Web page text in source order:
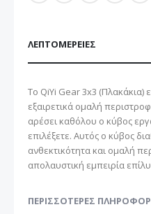
ΛΕΠΤΟΜΈΡΕΙΕΣ
Το QiYi Gear 3x3 (Πλακάκια)
εξαιρετικά ομαλή
αρέσει καθόλου ο κύβος
επιλέξετε. Αυτός ο κύβος
ανθεκτικότητα και ομαλή
απολαυστική εμπειρία
ΠΕΡΙΣΣΌΤΕΡΕΣ